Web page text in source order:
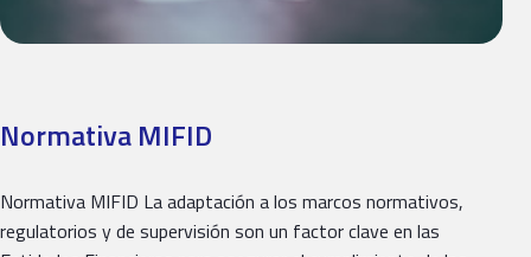
Normativa MIFID
Normativa MIFID La adaptación a los marcos normativos,
regulatorios y de supervisión son un factor clave en las